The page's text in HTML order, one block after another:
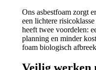
Ons asbestfoam zorgt
een lichtere
heeft twee voordelen:
planning en minder
foam biologisch